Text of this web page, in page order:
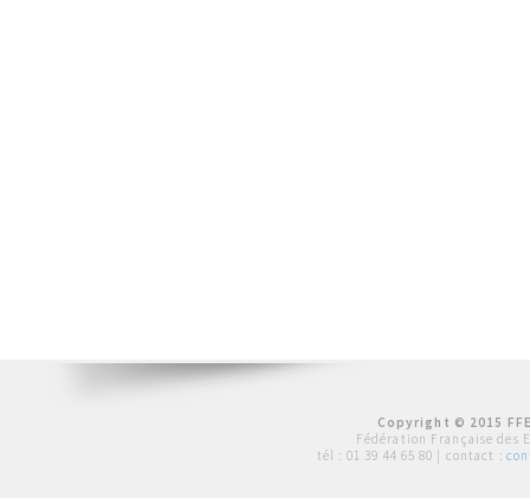
Copyright © 2015
Fédération Française des
tél : 01 39 44 65 80 | contact :